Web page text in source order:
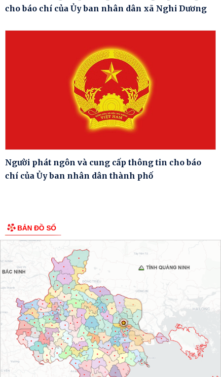
cho báo chí của Ủy ban nhân dân xã Nghi Dương
Người phát ngôn và cung cấp thông tin cho báo
chí của Ủy ban nhân dân thành phố
BẢN ĐỒ SỐ